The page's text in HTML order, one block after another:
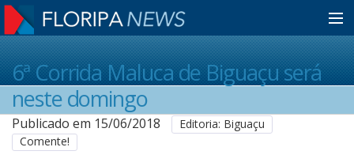
Home
Notícias
6ª Corrida Maluca de Biguaçu será
neste domingo
Publicado em 15/06/2018
Editoria: Biguaçu
Comente!